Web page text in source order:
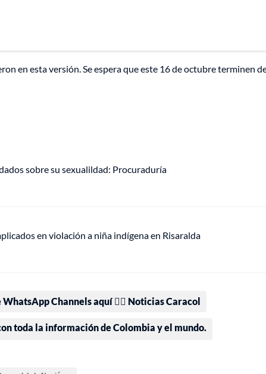
en esta versión. Se espera que este 16 de octubre terminen
sobre su sexualildad: Procuraduría
en violación a niña indígena en Risaralda
Channels aquí 👉🏻 Noticias Caracol
toda la información de Colombia y el mundo.